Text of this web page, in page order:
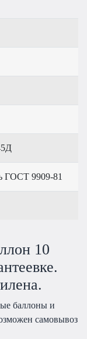
ГОСТ 9909-81
10
баллоны и
самовывоз